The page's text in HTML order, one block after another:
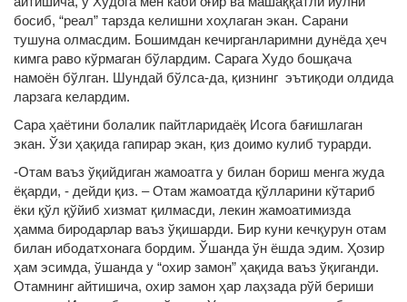
босиб, “реал” тарзда келишни хоҳлаган экан. Сарани
тушуна олмасдим. Бошимдан кечирганларимни дунёда ҳеч
кимга раво кўрмаган бўлардим. Сарага Худо бошқача
намоён бўлган. Шундай бўлса-да, қизнинг эътиқоди олдида
ларзага келардим.
Сара ҳаётини болалик пайтларидаёқ Исога бағишлаган
экан. Ўзи ҳақида гапирар экан, қиз доимо кулиб турарди.
-Отам ваъз ўқийдиган жамоатга у билан бориш менга жуда
ёқарди, - дейди қиз. – Отам жамоатда қўлларини кўтариб
ёки қўл қўйиб хизмат қилмасди, лекин жамоатимизда
ҳамма биродарлар ваъз ўқишарди. Бир куни кечқурун отам
билан ибодатхонага бордим. Ўшанда ўн ёшда эдим. Ҳозир
ҳам эсимда, ўшанда у “охир замон” ҳақида ваъз ўқиганди.
Отамнинг айтишича, охир замон ҳар лаҳзада рўй бериши